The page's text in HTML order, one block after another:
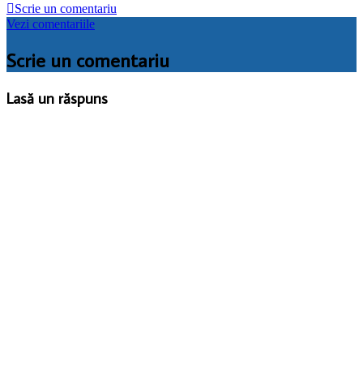
Scrie un comentariu
Vezi comentariile
Scrie un comentariu
Lasă un răspuns